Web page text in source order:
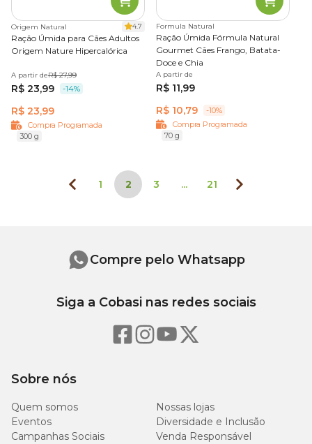
Origem Natural 4.7
Ração Úmida para Cães Adultos
Origem Nature Hipercalórica
A partir deR$ 27,99
R$ 23,99 -14%
R$ 23,99
Compra Programada
300 g
Formula Natural
Ração Úmida Fórmula Natural
Gourmet Cães Frango, Batata-
Doce e Chia
A partir de
R$ 11,99
R$ 10,79
-10%
Compra Programada
70 g
1 2 3 ... 21
Sobre nós
Quem somos
Nossas lojas
Eventos
Diversidade e Inclusão
Campanhas Sociais
Venda Responsável
Compre pelo Whatsapp
Siga a Cobasi nas redes sociais